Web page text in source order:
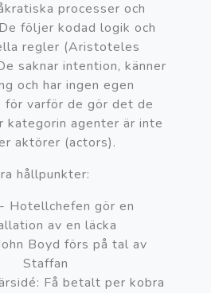
processer och
följer kodad logik och
regler (Aristoteles
saknar intention, känner
och har ingen egen
varför de gör det de
kategorin agenter är inte
aktörer (actors).
hållpunkter:
Hotellchefen gör en
av en läcka
Boyd förs på tal av
Staffan
Få betalt per kobra